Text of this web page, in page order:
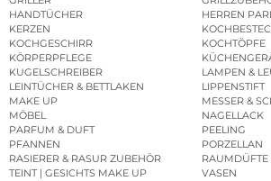
HANDTÜCHER
HERREN
KERZEN
KOCHGESCHIRR
KOCHTÖPFE
KÖRPERPFLEGE
KUGELSCHREIBER
LAMPEN &
LEINTÜCHER & BETTLAKEN
LIPPENSTIFT
MAKE UP
MESSER &
MÖBEL
NAGELLACK
PARFUM & DUFT
PEELING
PFANNEN
PORZELLAN
RASIERER & RASUR ZUBEHÖR
TEINT | GESICHTS MAKE UP
VASEN